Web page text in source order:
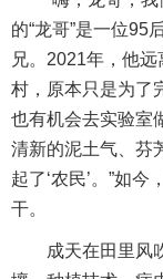
的“龙哥”是一位95
兄。2021年，他
村，原本只是为了
也有机会去实验室
清新的泥土气、
起了‘农民’。”如
干。
成天在田里风